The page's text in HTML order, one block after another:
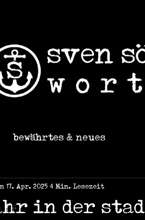
bewährtes & neues
in der
17. Apr. 2025 4 Min. Lesezeit